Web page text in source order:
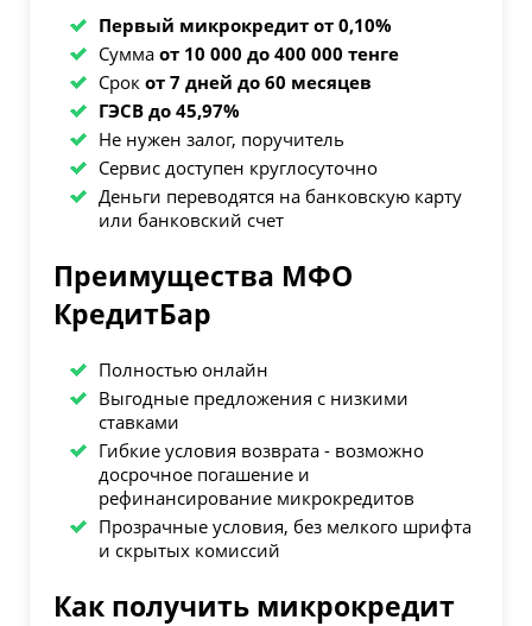
Первый микрокредит от 0,10%
Суммаот 10 000 до 400 000 тенге
Срок от 7 дней до 60 месяцев
ГЭСВ до 45,97%
Не нужен залог, поручитель
Сервис доступен круглосуточно
Деньги переводятся на банковскую карту
или банковский счет
Преимущества МФО
КредитБар
Полностью онлайн
Выгодные предложения с низкими
ставками
Гибкие условия возврата - возможно
досрочное погашение и
рефинансирование микрокредитов
Прозрачные условия, без мелкого шрифта
и скрытых комиссий
Как получить микрокредит